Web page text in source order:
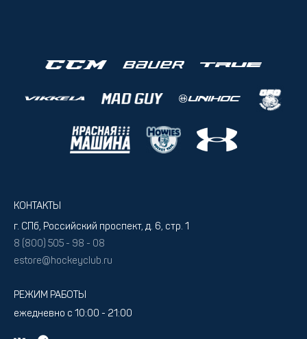
КОНТАКТЫ
г. СПб, Российский проспект, д. 6, стр. 1
8 (800) 505 - 98 - 08
estore@hockeyclub.ru
РЕЖИМ РАБОТЫ
ежедневно с 10:00 - 21:00